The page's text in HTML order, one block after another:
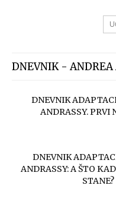
DNEVNIK - ANDREA
DNEVNIK
ANDRASSY. PRVI
DNEVNIK
ANDRASSY: A ŠTO
STANE?